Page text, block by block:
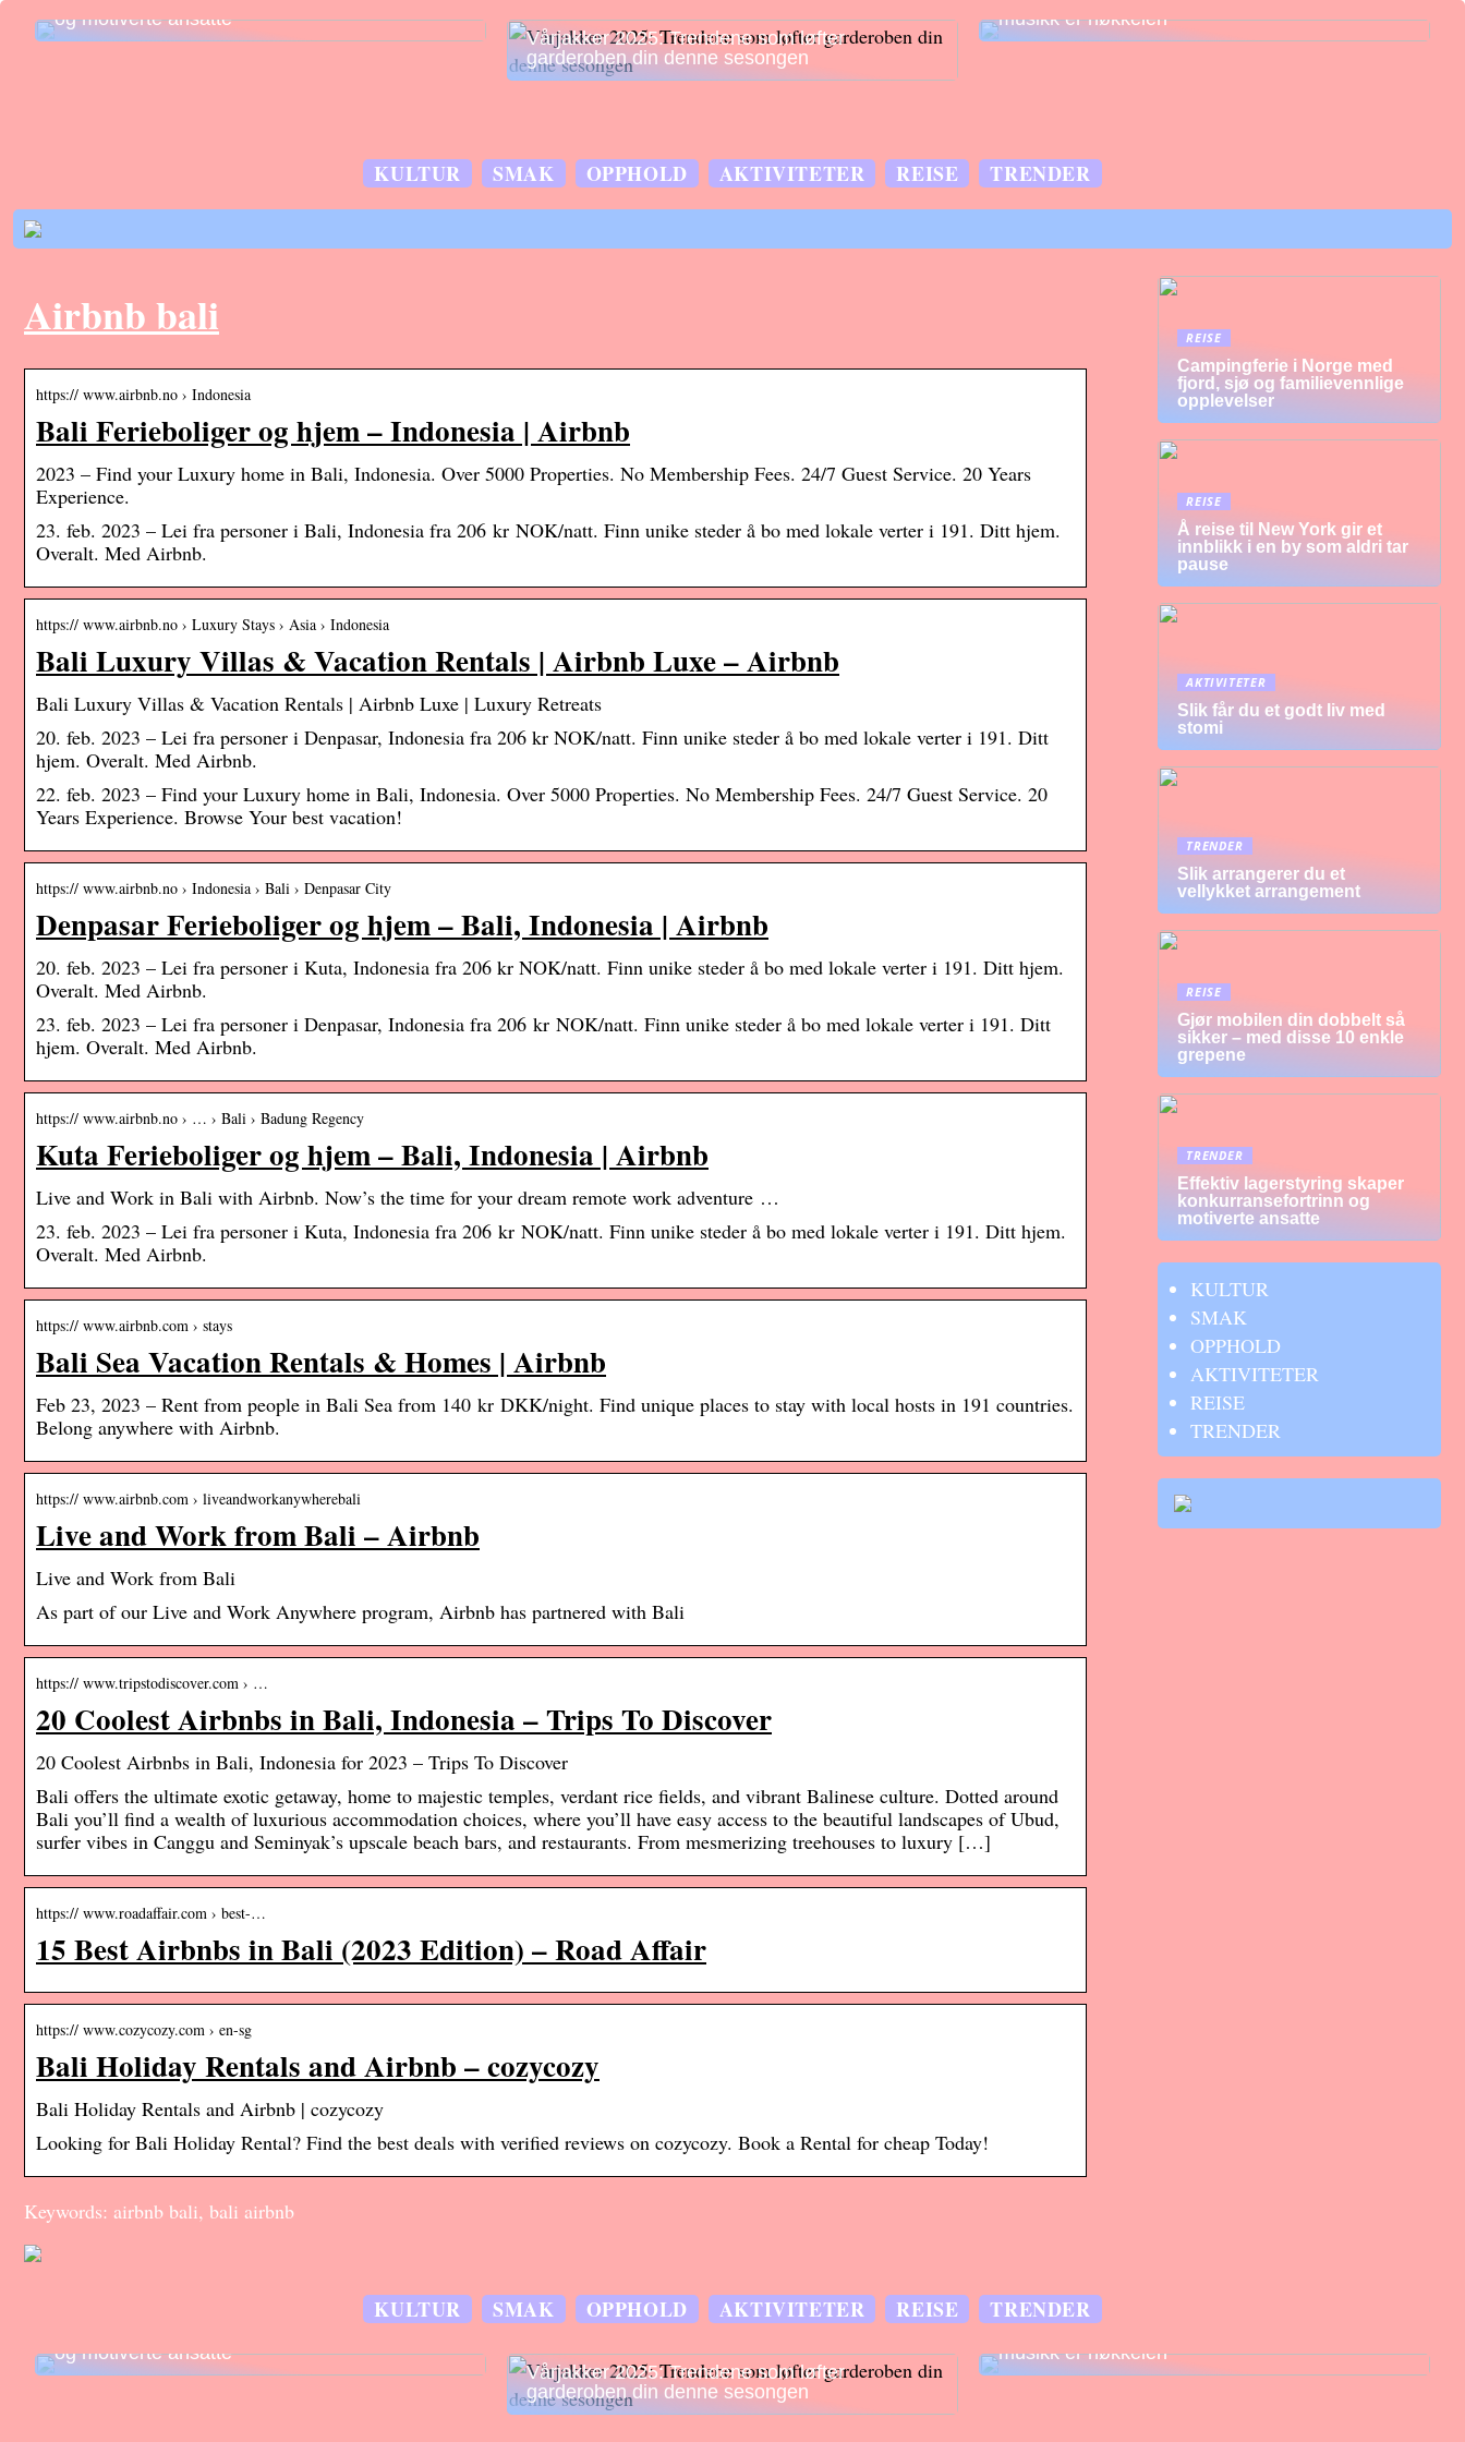
og motiverte ansatte
Vårjakker 2025: Trendene som løfter
garderoben din denne sesongen
musikk er nøkkelen
KULTUR SMAK OPPHOLD AKTIVITETER REISE TRENDER
Airbnb bali
https:// www.airbnb.no › Indonesia
Bali Ferieboliger og hjem – Indonesia | Airbnb
2023 – Find your Luxury home in Bali, Indonesia. Over 5000 Properties. No Membership Fees. 24/7 Guest Service. 20 Years
Experience.
23. feb. 2023 – Lei fra personer i Bali, Indonesia fra 206 kr NOK/natt. Finn unike steder å bo med lokale verter i 191. Ditt hjem.
Overalt. Med Airbnb.
https:// www.airbnb.no › Luxury Stays › Asia › Indonesia
Bali Luxury Villas & Vacation Rentals | Airbnb Luxe – Airbnb
Bali Luxury Villas & Vacation Rentals | Airbnb Luxe | Luxury Retreats
20. feb. 2023 – Lei fra personer i Denpasar, Indonesia fra 206 kr NOK/natt. Finn unike steder å bo med lokale verter i 191. Ditt
hjem. Overalt. Med Airbnb.
22. feb. 2023 – Find your Luxury home in Bali, Indonesia. Over 5000 Properties. No Membership Fees. 24/7 Guest Service. 20
Years Experience. Browse Your best vacation!
https:// www.airbnb.no › Indonesia › Bali › Denpasar City
Denpasar Ferieboliger og hjem – Bali, Indonesia | Airbnb
20. feb. 2023 – Lei fra personer i Kuta, Indonesia fra 206 kr NOK/natt. Finn unike steder å bo med lokale verter i 191. Ditt hjem.
Overalt. Med Airbnb.
23. feb. 2023 – Lei fra personer i Denpasar, Indonesia fra 206 kr NOK/natt. Finn unike steder å bo med lokale verter i 191. Ditt
hjem. Overalt. Med Airbnb.
https:// www.airbnb.no › … › Bali › Badung Regency
Kuta Ferieboliger og hjem – Bali, Indonesia | Airbnb
Live and Work in Bali with Airbnb. Now’s the time for your dream remote work adventure …
23. feb. 2023 – Lei fra personer i Kuta, Indonesia fra 206 kr NOK/natt. Finn unike steder å bo med lokale verter i 191. Ditt hjem.
Overalt. Med Airbnb.
https:// www.airbnb.com › stays
Bali Sea Vacation Rentals & Homes | Airbnb
Feb 23, 2023 – Rent from people in Bali Sea from 140 kr DKK/night. Find unique places to stay with local hosts in 191 countries.
Belong anywhere with Airbnb.
https:// www.airbnb.com › liveandworkanywherebali
Live and Work from Bali – Airbnb
Live and Work from Bali
As part of our Live and Work Anywhere program, Airbnb has partnered with Bali
https:// www.tripstodiscover.com › …
20 Coolest Airbnbs in Bali, Indonesia – Trips To Discover
20 Coolest Airbnbs in Bali, Indonesia for 2023 – Trips To Discover
Bali offers the ultimate exotic getaway, home to majestic temples, verdant rice fields, and vibrant Balinese culture. Dotted around
Bali you’ll find a wealth of luxurious accommodation choices, where you’ll have easy access to the beautiful landscapes of Ubud,
surfer vibes in Canggu and Seminyak’s upscale beach bars, and restaurants. From mesmerizing treehouses to luxury […]
https:// www.roadaffair.com › best-…
15 Best Airbnbs in Bali (2023 Edition) – Road Affair
https:// www.cozycozy.com › en-sg
Bali Holiday Rentals and Airbnb – cozycozy
Bali Holiday Rentals and Airbnb | cozycozy
Looking for Bali Holiday Rental? Find the best deals with verified reviews on cozycozy. Book a Rental for cheap Today!
Keywords: airbnb bali, bali airbnb
REISE
Campingferie i Norge med
fjord, sjø og familievennlige
opplevelser
REISE
Å reise til New York gir et
innblikk i en by som aldri tar
pause
AKTIVITETER
Slik får du et godt liv med
stomi
TRENDER
Slik arrangerer du et
vellykket arrangement
REISE
Gjør mobilen din dobbelt så
sikker – med disse 10 enkle
grepene
TRENDER
Effektiv lagerstyring skaper
konkurransefortrinn og
motiverte ansatte
KULTUR
SMAK
OPPHOLD
AKTIVITETER
REISE
TRENDER
KULTUR SMAK OPPHOLD AKTIVITETER REISE TRENDER
og motiverte ansatte
Vårjakker 2025: Trendene som løfter
garderoben din denne sesongen
musikk er nøkkelen